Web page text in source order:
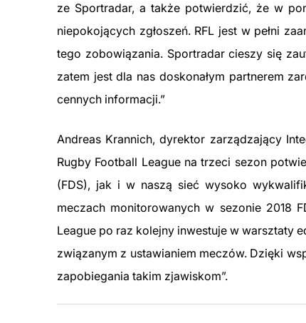
ze Sportradar, a także potwierdzić, że w
niepokojących zgłoszeń. RFL jest w pełni
tego zobowiązania. Sportradar cieszy się
zatem jest dla nas doskonałym partnerem
cennych informacji.”
Andreas Krannich, dyrektor zarządzający
Rugby Football League na trzeci sezon
(FDS), jak i w naszą sieć wysoko
meczach monitorowanych w sezonie 2018
League po raz kolejny inwestuje w warsztaty
związanym z ustawianiem meczów. Dzięki
zapobiegania takim zjawiskom”.